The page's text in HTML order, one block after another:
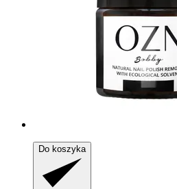
Do koszyka